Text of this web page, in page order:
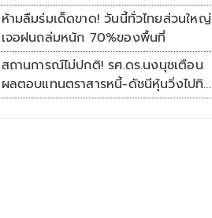
สวรรค์ถึงนรก!
ห้ามลืมร่มเด็ดขาด! วันนี้ทั่วไทยส่วนใหญ่
เจอฝนถล่มหนัก 70%ของพื้นที่
สถานการณ์ไม่ปกติ! รศ.ดร.นงนุชเตือน
ผลตอบแทนตราสารหนี้-ดัชนีหุ้นวิ่งไปทิศ
เดียวกัน